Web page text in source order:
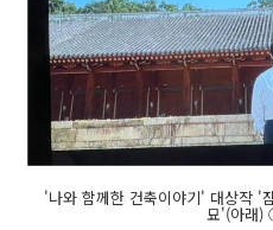
'나와 함께한 건축이야기' 대상작 '
묘'(아래)